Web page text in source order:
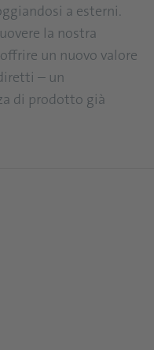
a esterni.
la nostra
un nuovo valore
– un
di prodotto già